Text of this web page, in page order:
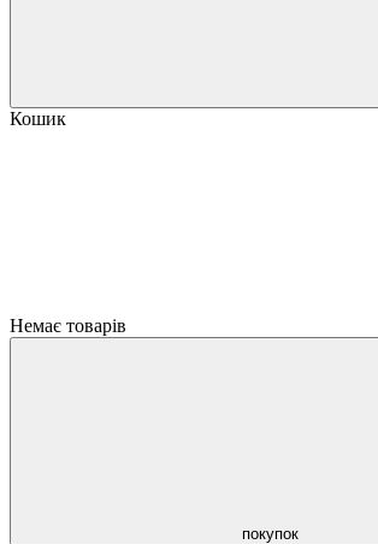
Кошик
Немає товарів
покупок